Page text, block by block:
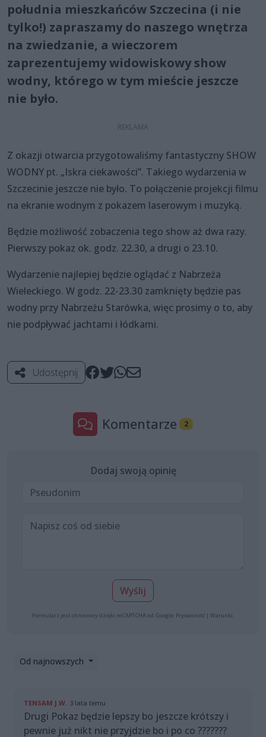
południa mieszkańców Szczecina (i nie
tylko!) zapraszamy do naszego wnętrza
na zwiedzanie, a wieczorem
zaprezentujemy widowiskowy show
wodny, którego w tym mieście jeszcze
nie było.
Z okazji otwarcia przygotowaliśmy fantastyczny SHOW
WODNY pt. „Iskra ciekawości”. Takiego wydarzenia w
Szczecinie jeszcze nie było. To połączenie projekcji filmu
na ekranie wodnym z pokazem laserowym i muzyką.
Będzie możliwość zobaczenia tego show aż dwa razy.
Pierwszy pokaz ok. godz. 22.30, a drugi o 23.10.
Wydarzenie najlepiej będzie oglądać z Nabrzeża
Wieleckiego. W godz. 22-23.30 zamknięty będzie pas
wodny przy Nabrzeżu Starówka, więc prosimy o to, aby
nie podpływać jachtami i łódkami.
Udostępnij
Komentarze 2
Dodaj swoją opinię
Wyślij
Formularz jest chroniony dzięki reCAPTCHA od Google: Prywatność | Warunki
Od najnowszych
TENSAM J.W. 3 lata temu
Drugi Pokaz będzie lepszy bo jeszcze krótszy i
pewnie już nikt nie przyjdzie bo i po co ???????